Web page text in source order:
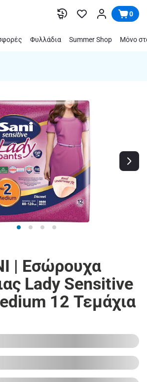
0
Φυλλάδια Summer Shop Μόνο
| Εσώρουχα
Lady Sensitive
12 Τεμάχια